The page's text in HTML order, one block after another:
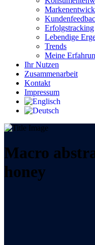
Erfolgstracking
Lebendige
Trends
Meine
Ihr Nutzen
Zusammenarbeit
Kontakt
Impressum
Macro
honey